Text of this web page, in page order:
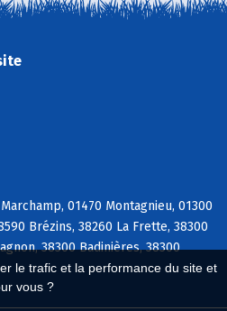
le trafic et la performance du site et
vous ?
01470 Montagnieu, 01300
Brézins, 38260 La Frette, 38300
38300 Badinières, 38300